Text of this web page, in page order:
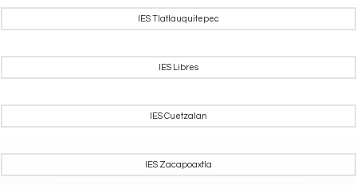
IES Tlatlauquitepec
IES Libres
IES Cuetzalan
IES Zacapoaxtla